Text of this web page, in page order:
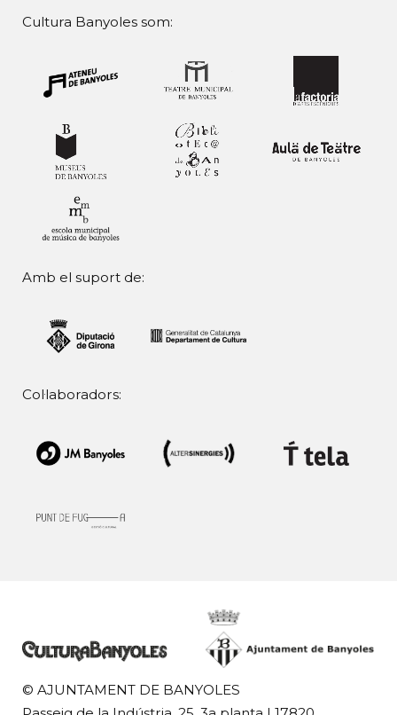
Cultura Banyoles som:
Amb el suport de:
Col·laboradors:
© AJUNTAMENT DE BANYOLES